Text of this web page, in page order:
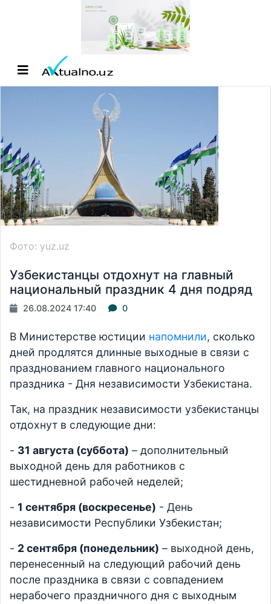
Фото: yuz.uz
Узбекистанцы отдохнут на главный
национальный праздник 4 дня подряд
26.08.2024 17:40 0
В Министерстве юстиции напомнили, сколько
дней продлятся длинные выходные в связи с
празднованием главного национального
праздника - Дня независимости Узбекистана.
Так, на праздник независимости узбекистанцы
отдохнут в следующие дни:
- 31 августа (суббота) – дополнительный
выходной день для работников с
шестидневной рабочей неделей;
- 1 сентября (воскресенье) - День
независимости Республики Узбекистан;
- 2 сентября (понедельник) – выходной день,
перенесенный на следующий рабочий день
после праздника в связи с совпадением
нерабочего праздничного дня с выходным